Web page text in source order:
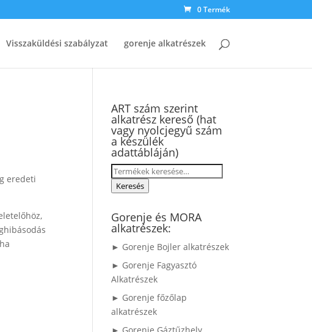
0 Termék
Visszaküldési szabályzat gorenje alkatrészek
eredeti
ART szám szerint
alkatrész kereső (hat
vagy nyolcjegyű szám
a készülék
adattábláján)
Keresés
a Keresés
Gorenje és MORA
alkatrészek:
► Gorenje Bojler alkatrészek
► Gorenje Fagyasztó
Alkatrészek
► Gorenje főzőlap
alkatrészek